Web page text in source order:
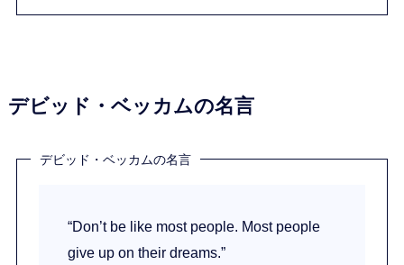
デビッド・ベッカムの名言
デビッド・ベッカムの名言
“Don’t be like most people. Most people
give up on their dreams.”